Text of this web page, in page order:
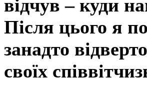
відчув – куди
Після цього я
занадто
своїх